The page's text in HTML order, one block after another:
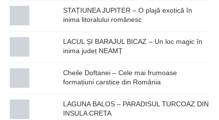
STAȚIUNEA JUPITER – O plajă exotică în
inima litoralului românesc
LACUL ȘI BARAJUL BICAZ – Un loc magic în
inima județ NEAMȚ
Cheile Doftanei – Cele mai frumoase
formațiuni carstice din România
LAGUNA BALOS – PARADISUL TURCOAZ DIN
INSULA CRETA